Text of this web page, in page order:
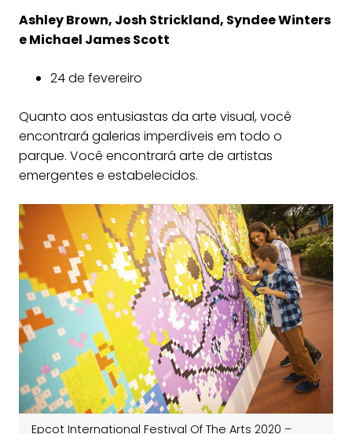
Ashley Brown, Josh Strickland, Syndee Winters
e Michael James Scott
24 de fevereiro
Quanto aos entusiastas da arte visual, você
encontrará galerias imperdíveis em todo o
parque. Você encontrará arte de artistas
emergentes e estabelecidos.
Epcot International Festival Of The Arts 2020 –